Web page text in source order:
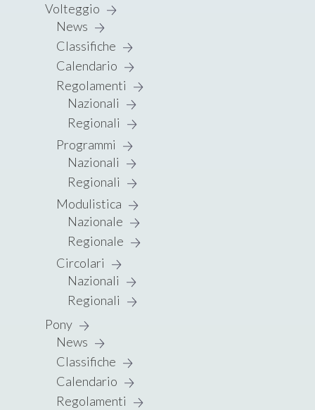
Volteggio
News
Classifiche
Calendario
Regolamenti
Nazionali
Regionali
Programmi
Nazionali
Regionali
Modulistica
Nazionale
Regionale
Circolari
Nazionali
Regionali
Pony
News
Classifiche
Calendario
Regolamenti